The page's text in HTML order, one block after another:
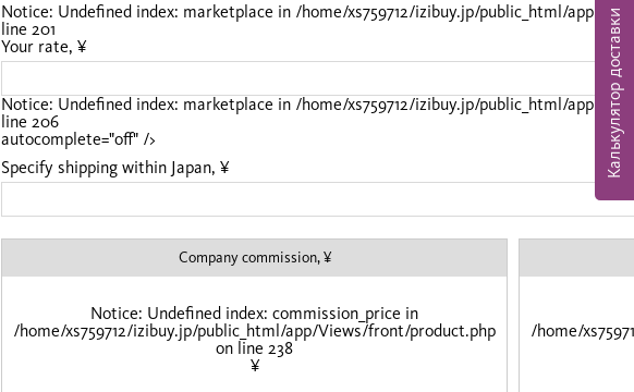
Notice: Undefined index: marketplace in /home/xs759712/izibuy.jp/public_html/app/
line 201
Your rate, ¥
Notice: Undefined index: marketplace in /home/xs759712/izibuy.jp/public_html/app/
line 206
autocomplete="off" />
Specify shipping within Japan, ¥
Company commission, ¥
Notice: Undefined index: commission_price in
/home/xs759712/izibuy.jp/public_html/app/Views/front/product.php
on line 238
¥
/home/
Калькулятор доставки